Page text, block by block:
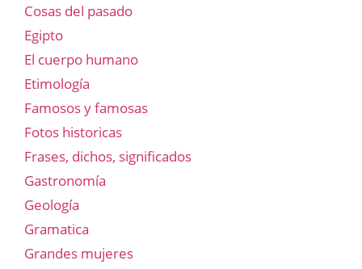
Cosas del pasado
Egipto
El cuerpo humano
Etimología
Famosos y famosas
Fotos historicas
Frases, dichos, significados
Gastronomía
Geología
Gramatica
Grandes mujeres